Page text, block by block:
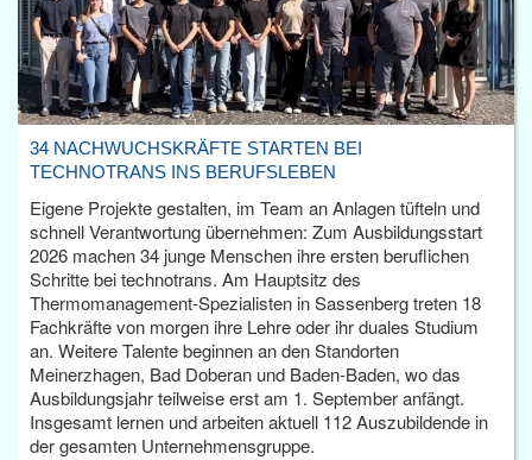
34 NACHWUCHSKRÄFTE STARTEN BEI
TECHNOTRANS INS BERUFSLEBEN
Eigene Projekte gestalten, im Team an Anlagen tüfteln und
schnell Verantwortung übernehmen: Zum Ausbildungsstart
2026 machen 34 junge Menschen ihre ersten beruflichen
Schritte bei technotrans. Am Hauptsitz des
Thermomanagement-Spezialisten in Sassenberg treten 18
Fachkräfte von morgen ihre Lehre oder ihr duales Studium
an. Weitere Talente beginnen an den Standorten
Meinerzhagen, Bad Doberan und Baden-Baden, wo das
Ausbildungsjahr teilweise erst am 1. September anfängt.
Insgesamt lernen und arbeiten aktuell 112 Auszubildende in
der gesamten Unternehmensgruppe.